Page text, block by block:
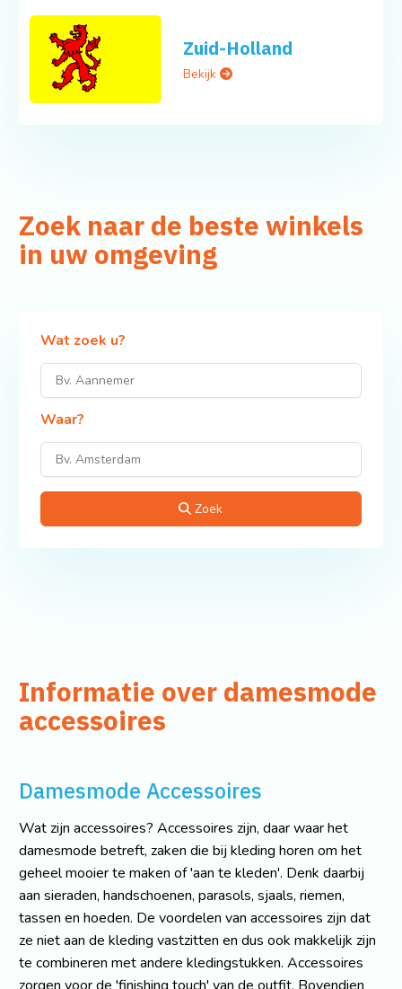
Zuid-Holland
Bekijk
Zoek naar de beste winkels
in uw omgeving
Wat zoek u?
Waar?
Zoek
Informatie over damesmode
accessoires
Damesmode Accessoires
Wat zijn accessoires? Accessoires zijn, daar waar het
damesmode betreft, zaken die bij kleding horen om het
geheel mooier te maken of 'aan te kleden'. Denk daarbij
aan sieraden, handschoenen, parasols, sjaals, riemen,
tassen en hoeden. De voordelen van accessoires zijn dat
ze niet aan de kleding vastzitten en dus ook makkelijk zijn
te combineren met andere kledingstukken. Accessoires